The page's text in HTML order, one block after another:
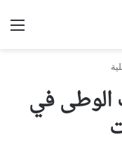
الوطى في